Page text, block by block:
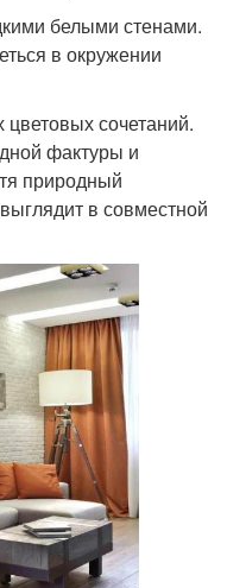
белыми стенами.
в окружении
цветовых сочетаний.
фактуры и
природный
в совместной